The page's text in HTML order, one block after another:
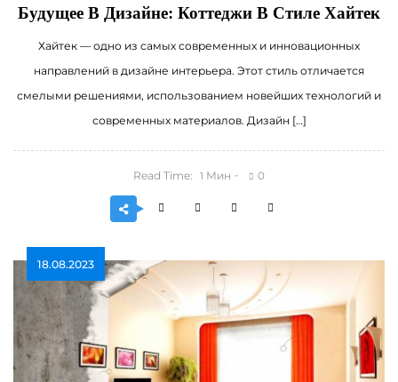
Будущее В Дизайне: Коттеджи В Стиле Хайтек
Хайтек — одно из самых современных и инновационных
направлений в дизайне интерьера. Этот стиль отличается
смелыми решениями, использованием новейших технологий и
современных материалов. Дизайн […]
Read Time: 1 Мин 0
18.08.2023